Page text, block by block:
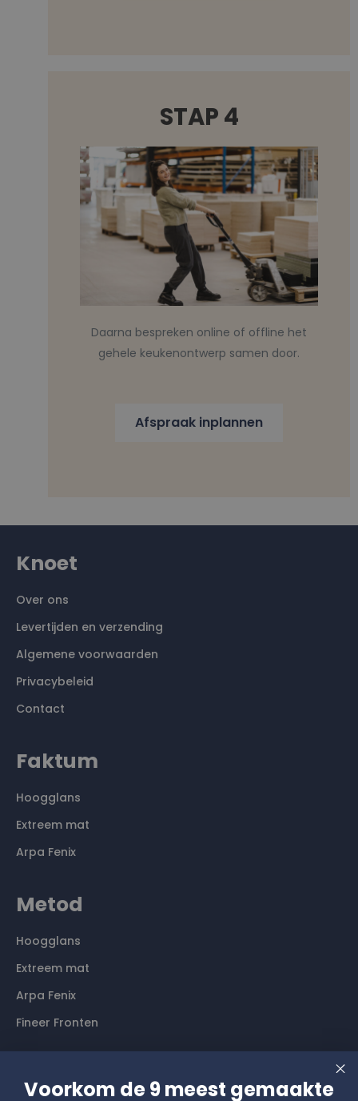
STAP 4
Daarna bespreken online of offline het
gehele keukenontwerp samen door.
Afspraak inplannen
Knoet
Over ons
Levertijden en verzending
Algemene voorwaarden
Privacybeleid
Contact
Faktum
Hoogglans
Extreem mat
Arpa Fenix
Metod
Hoogglans
Extreem mat
Arpa Fenix
Fineer Fronten
Contact
Voorkom de 9 meest gemaakte